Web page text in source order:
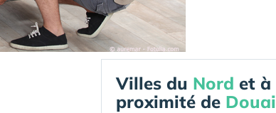
Villes du Nord et à
proximité de Douai